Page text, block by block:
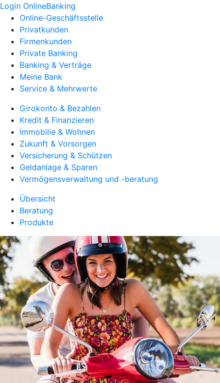
Login OnlineBanking
Online-Geschäftsstelle
Privatkunden
Firmenkunden
Private Banking
Banking & Verträge
Meine Bank
Service & Mehrwerte
Girokonto & Bezahlen
Kredit & Finanzieren
Immobilie & Wohnen
Zukunft & Vorsorgen
Versicherung & Schützen
Geldanlage & Sparen
Vermögensverwaltung und -beratung
Übersicht
Beratung
Produkte